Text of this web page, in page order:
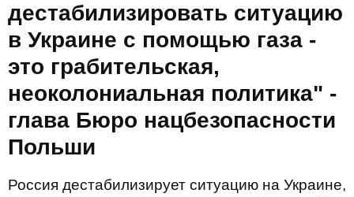
дестабилизировать ситуацию
в Украине с помощью газа -
это грабительская,
неоколониальная политика" -
глава Бюро нацбезопасности
Польши
Россия дестабилизирует ситуацию на Украине,